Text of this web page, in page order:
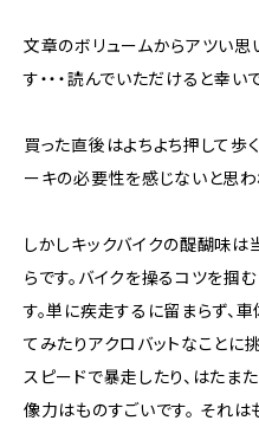
文章のボリュームからアツい
す・・・読んでいただけると幸いで
買った直後はよちよち押して歩
ーキの必要性を感じないと思わ
しかしキックバイクの醍醐味
らです。バイクを操るコツを掴
す。単に疾走するに留まらず、
てみたりアクロバットなことに
スピードで暴走したり、はたま
像力はものすごいです。 それは